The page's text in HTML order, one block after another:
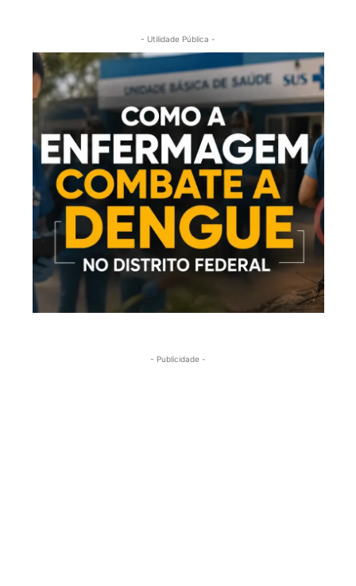
- Utilidade Pública -
- Publicidade -